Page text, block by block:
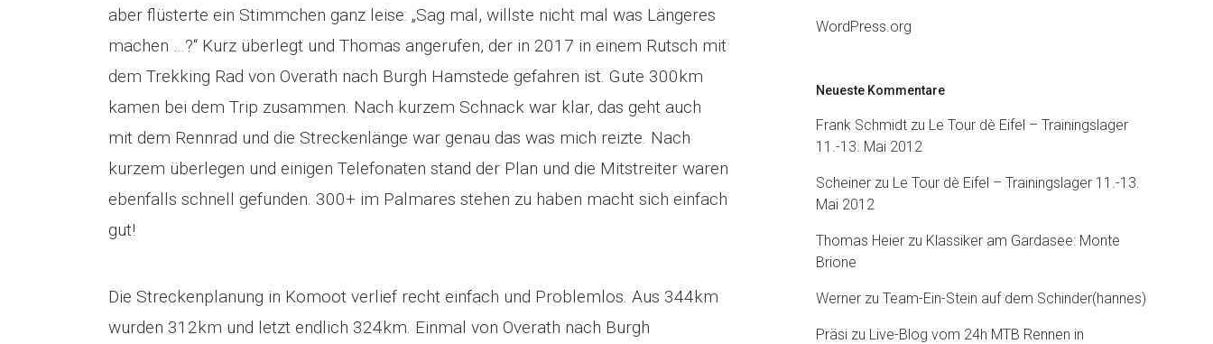
aber flüsterte ein Stimmchen ganz leise: „Sag mal, willste nicht mal was Längeres
machen …?“ Kurz überlegt und Thomas angerufen, der in 2017 in einem Rutsch mit
dem Trekking Rad von Overath nach Burgh Hamstede gefahren ist. Gute 300km
kamen bei dem Trip zusammen. Nach kurzem Schnack war klar, das geht auch
mit dem Rennrad und die Streckenlänge war genau das was mich reizte. Nach
kurzem überlegen und einigen Telefonaten stand der Plan und die Mitstreiter waren
ebenfalls schnell gefunden. 300+ im Palmares stehen zu haben macht sich einfach
gut!
Die Streckenplanung in Komoot verlief recht einfach und Problemlos. Aus 344km
wurden 312km und letzt endlich 324km. Einmal von Overath nach Burgh
WordPress.org
Neueste Kommentare
Frank Schmidt zu Le Tour dè Eifel – Trainingslager
11.-13. Mai 2012
Scheiner zu Le Tour dè Eifel – Trainingslager 11.-13.
Mai 2012
Thomas Heier zu Klassiker am Gardasee: Monte
Brione
Werner zuTeam-Ein-Stein auf dem Schinder(hannes)
Präsi zu Live-Blog vom 24h MTB Rennen in